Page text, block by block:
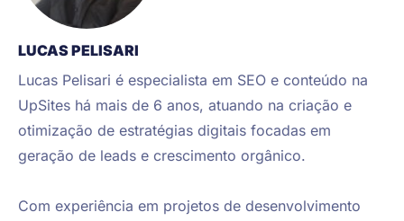
LUCAS PELISARI
Lucas Pelisari é especialista em SEO e conteúdo na
UpSites há mais de 6 anos, atuando na criação e
otimização de estratégias digitais focadas em
geração de leads e crescimento orgânico.
Com experiência em projetos de desenvolvimento